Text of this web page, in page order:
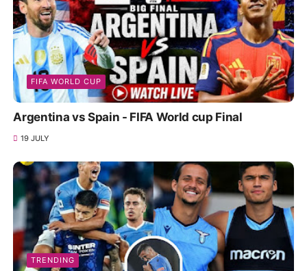
FIFA WORLD CUP
Argentina vs Spain - FIFA World cup Final
19 JULY
TRENDING